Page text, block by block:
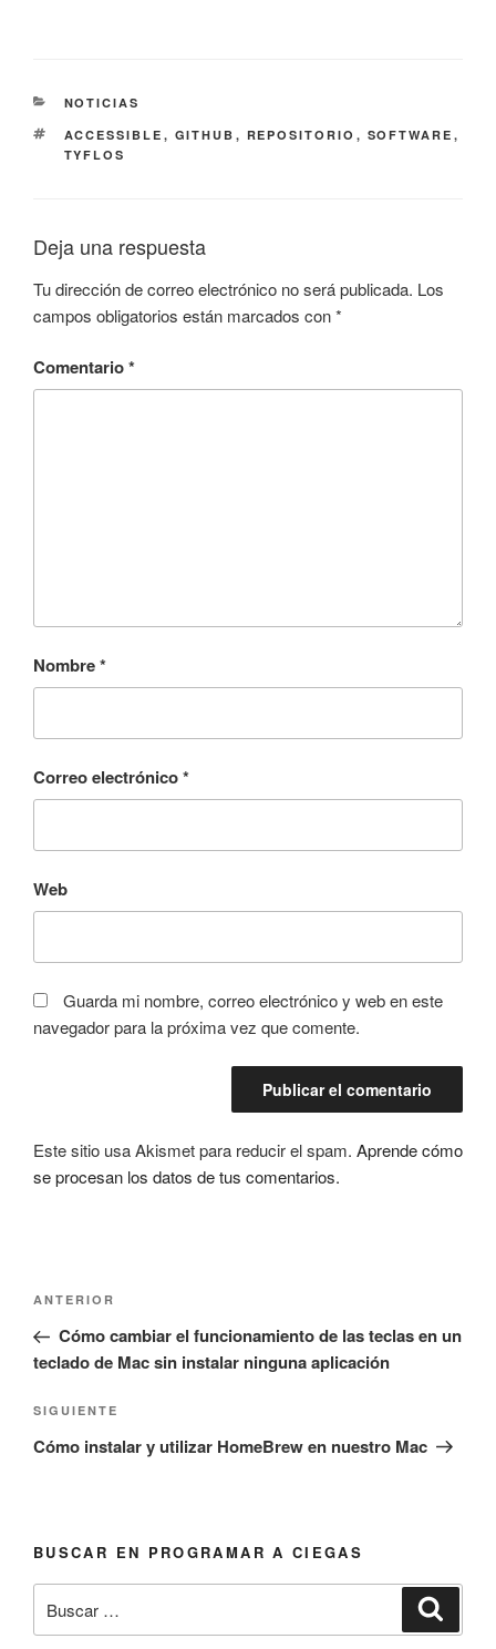
CATEGORÍAS
NOTICIAS
ETIQUETAS
ACCESSIBLE , GITHUB , REPOSITORIO , SOFTWARE ,
TYFLOS
Deja una respuesta
Tu dirección de correo electrónico no será publicada. Los
campos obligatorios están marcados con*
Comentario*
Nombre*
Correo electrónico*
Web
Guarda mi nombre, correo electrónico y web en este
navegador para la próxima vez que comente.
Este sitio usa Akismet para reducir el spam. Aprende cómo
se procesan los datos de tus comentarios.
Navegación
entradas
Entrada
anterior:
ANTERIOR
Cómo cambiar el funcionamiento de las teclas en un
teclado de Mac sin instalar ninguna aplicación
Siguiente
entrada
SIGUIENTE
Cómo instalar y utilizar HomeBrew en nuestro Mac
BUSCAR EN PROGRAMAR A CIEGAS
por: